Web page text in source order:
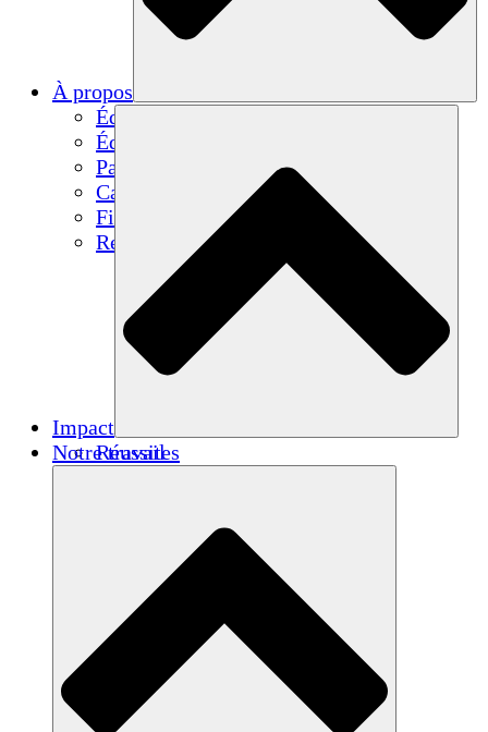
À propos
Équipe
Équipe
Partenaires
Carrières
Finances
Resources
Impact
Réussites
Notre travail